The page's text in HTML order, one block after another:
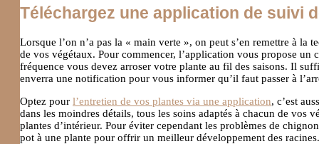
Téléchargez une application de suivi
Lorsque l’on n’a pas la « main verte », on peut s’en remettre à la
de vos végétaux. Pour commencer, l’application vous propose
fréquence vous devez arroser votre plante au fil des saisons. Il
enverra une notification pour vous informer qu’il faut passer à
Optez pour l’entretien de vos plantes via une application, c’est
dans les moindres détails, tous les soins adaptés à chacun de
plantes d’intérieur. Pour éviter cependant les problèmes de
pot à une plante pour offrir un meilleur développement des racines.